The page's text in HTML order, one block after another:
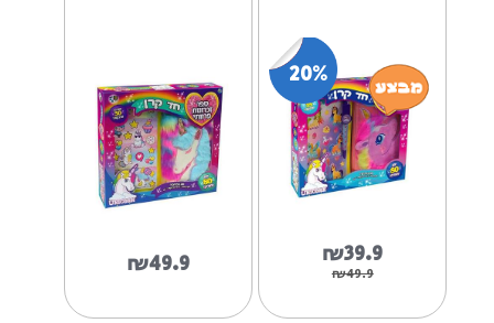
יומן מנצנץ - חד קרן
20%